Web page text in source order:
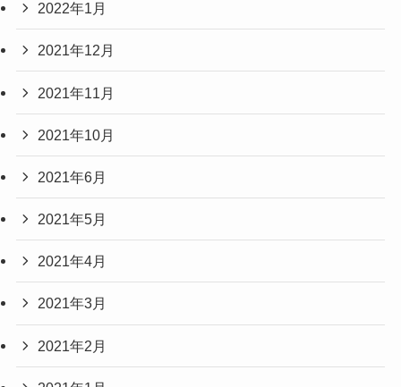
2022年1月
2021年12月
2021年11月
2021年10月
2021年6月
2021年5月
2021年4月
2021年3月
2021年2月